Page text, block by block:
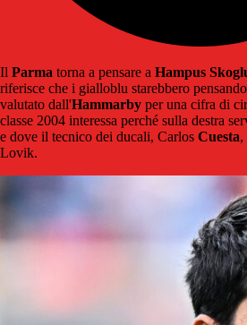
Il Parma torna a pensare a Hampus
riferisce che i gialloblu starebbero
valutato dall'Hammarby per una cifra di
classe 2004 interessa perché sulla destra
e dove il tecnico dei ducali, Carlos Cuesta,
Lovik.